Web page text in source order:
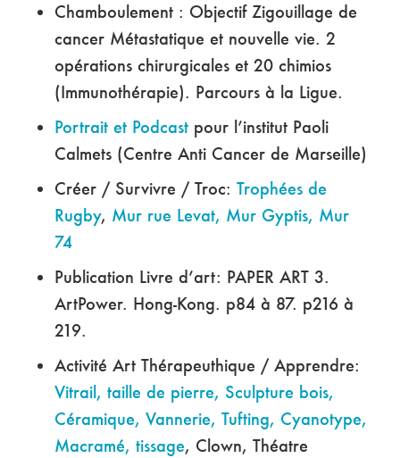
Chamboulement : Objectif Zigouillage de
cancer Métastatique et nouvelle vie. 2
opérations chirurgicales et 20 chimios
(Immunothérapie). Parcours à la Ligue.
Portrait et Podcastpour l’institut Paoli
Calmets (Centre Anti Cancer de Marseille)
Créer / Survivre / Troc: Trophées de
Rugby, Mur rue Levat, Mur Gyptis, Mur
74
Publication Livre d’art: PAPER ART 3.
ArtPower. Hong-Kong. p84 à 87. p216 à
219.
Activité Art Thérapeuthique / Apprendre:
Vitrail, taille de pierre, Sculpture bois,
Céramique, Vannerie, Tufting, Cyanotype,
Macramé, tissage, Clown, Théatre